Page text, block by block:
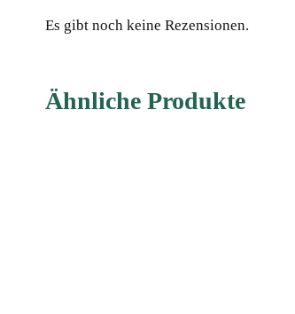
Es gibt noch keine Rezensionen.
Ähnliche Produkte